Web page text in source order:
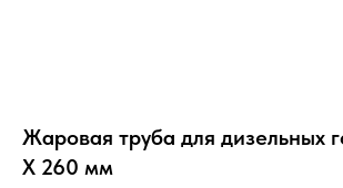
Жаровая труба для дизельных
X 260 мм